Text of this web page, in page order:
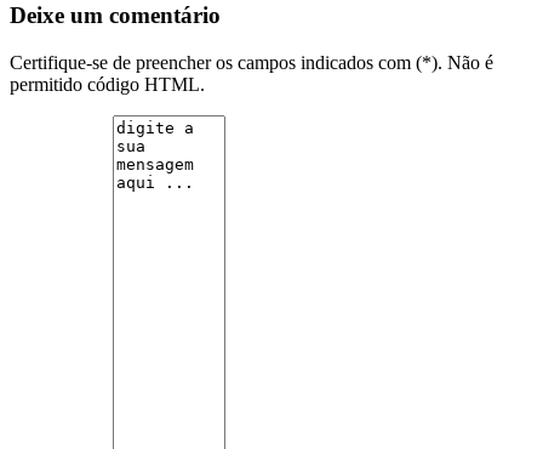
Deixe um comentário
Certifique-se de preencher os campos indicados com (*). Não é
permitido código HTML.